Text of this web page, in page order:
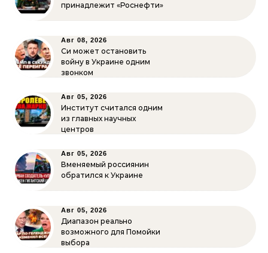
принадлежит «Роснефти»
Авг 08, 2026
Си может остановить
войну в Украине одним
звонком
Авг 05, 2026
Институт считался одним
из главных научных
центров
Авг 05, 2026
Вменяемый россиянин
обратился к Украине
Авг 05, 2026
Диапазон реально
возможного для Помойки
выбора